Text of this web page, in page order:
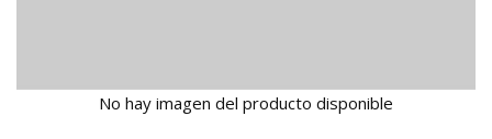
No hay imagen del producto disponible